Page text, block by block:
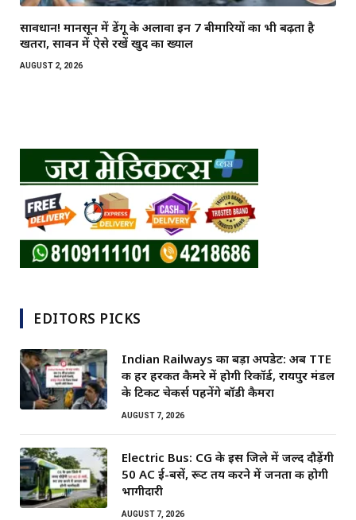
सावधान! मानसून में डेंगू के अलावा इन 7 बीमारियों का भी बढ़ता है
खतरा, सावन में ऐसे रखें खुद का ख्याल
AUGUST 2, 2026
EDITORS PICKS
Indian Railways का बड़ा अपडेट: अब TTE
की हर हरकत कैमरे में होगी रिकॉर्ड, रायपुर मंडल
के टिकट चेकर्स पहनेंगे बॉडी कैमरा
AUGUST 7, 2026
Electric Bus: CG के इस जिले में जल्द दौड़ेंगी
50 AC ई-बसें, रूट तय करने में जनता की होगी
भागीदारी
AUGUST 7, 2026